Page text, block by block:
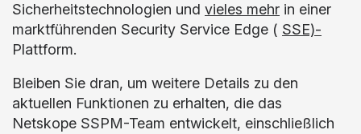
Sicherheitstechnologien und vieles mehr in einer
marktführenden Security Service Edge ( SSE)-
Plattform.
Bleiben Sie dran, um weitere Details zu den
aktuellen Funktionen zu erhalten, die das
Netskope SSPM-Team entwickelt, einschließlich